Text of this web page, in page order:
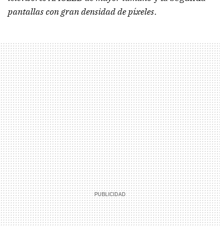
pantallas con gran densidad de píxeles.